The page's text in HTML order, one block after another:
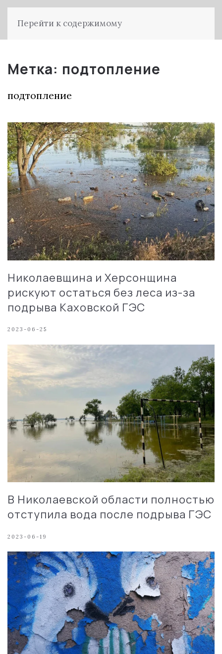
Перейти к содержимому
Метка: подтопление
подтопление
Николаевщина и Херсонщина
рискуют остаться без леса из-за
подрыва Каховской ГЭС
2023-06-25
В Николаевской области полностью
отступила вода после подрыва ГЭС
2023-06-19